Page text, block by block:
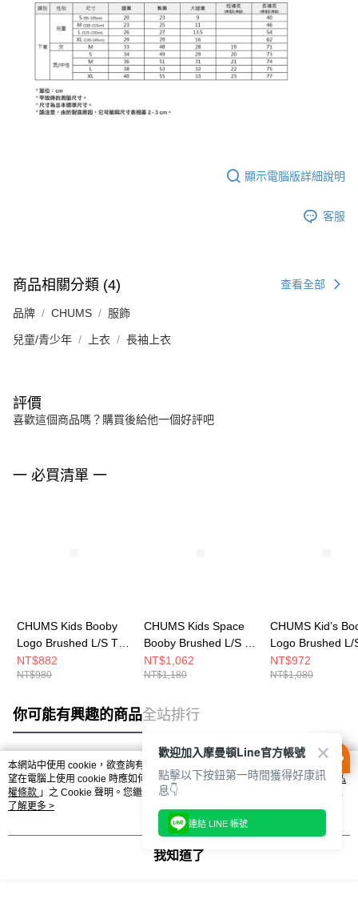
顯示電腦版詳細說明
客服
商品相關分類 (4) 查看全部
品牌 CHUMS 服飾
兒童/青少年 上衣 長袖上衣
評價
喜歡這個商品嗎？購買後給他一個好評吧
一 必買清單 一
CHUMS Kids Booby
Logo Brushed L/S T-
Shirt 中大童 長袖上衣
白色 CH211294W001
NT$882
NT$980
CHUMS Kids Space
Booby Brushed L/S T-
Shirt 中大童 長袖上衣
黑色 CH211411K001
NT$1,062
NT$1,180
CHUMS Kid’s
Logo Brushed L/
Shirt 中大童 長
CH211294N001
NT$972
NT$1,080
你可能有興趣的商品全站排行
熱門標籤
本網站中使用 cookie，欲查詢有關本網站使用 cookie 方式之詳情，及若您不希
望在電腦上使用 cookie 時應如何變更電腦的 cookie 設定，請參閱本網站「
隱私
權條款 」之 Cookie 聲明。您繼續使用本網站即表示您同意本公司得按本網站使
用條款之 Cookie 聲明使用 cookie。
了解更多 >
我知道了
歡迎加入摩曼頓Line官方帳號
點擊以下按鈕第一時間獲得好康訊
息👇
連結 LINE 帳號